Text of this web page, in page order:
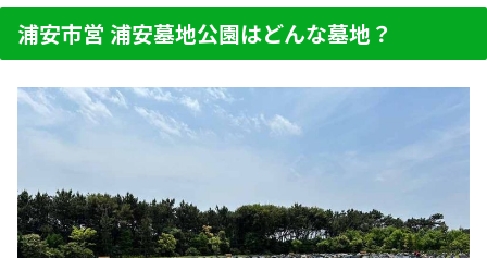
浦安市営 浦安墓地公園はどんな墓地？